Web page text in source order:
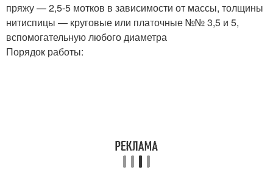
пряжу — 2,5-5 мотков в зависимости от массы, толщины
нитиспицы — круговые или платочные №№ 3,5 и 5,
вспомогательную любого диаметра
Порядок работы: